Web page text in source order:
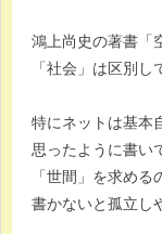
鴻上尚史の著書「
「社会」は区別し
特にネットは基本
思ったように書い
「世間」を求め
書かないと孤立し